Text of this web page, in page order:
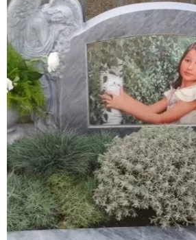
Участникам СВО
Памятники из
Памятники из
Элитные
Резные
Мемориальные
Памятники с
Склеп
Cкульптуры ангел
Детские
Памятники
Памятники